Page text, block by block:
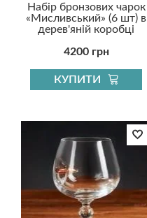
Набір бронзових чарок
«Мисливський» (6 шт) в
дерев'яній коробці
4200 грн
КУПИТИ